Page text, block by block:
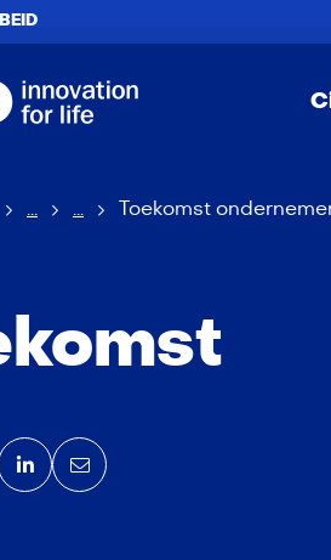
... ... Toekomst